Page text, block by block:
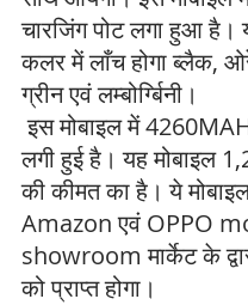
चारजिंग पोट लगा हुआ है।
कलर में लाँच होगा ब्लैक,
ग्रीन एवं लम्बोर्ग्बिनी।
इस मोबाइल में 4260MAH की बैटरी
लगी हुई है। यह मोबाइल
की कीमत का है। ये
Amazon एवं OPPO
showroom मार्केट के
को प्राप्त होगा।